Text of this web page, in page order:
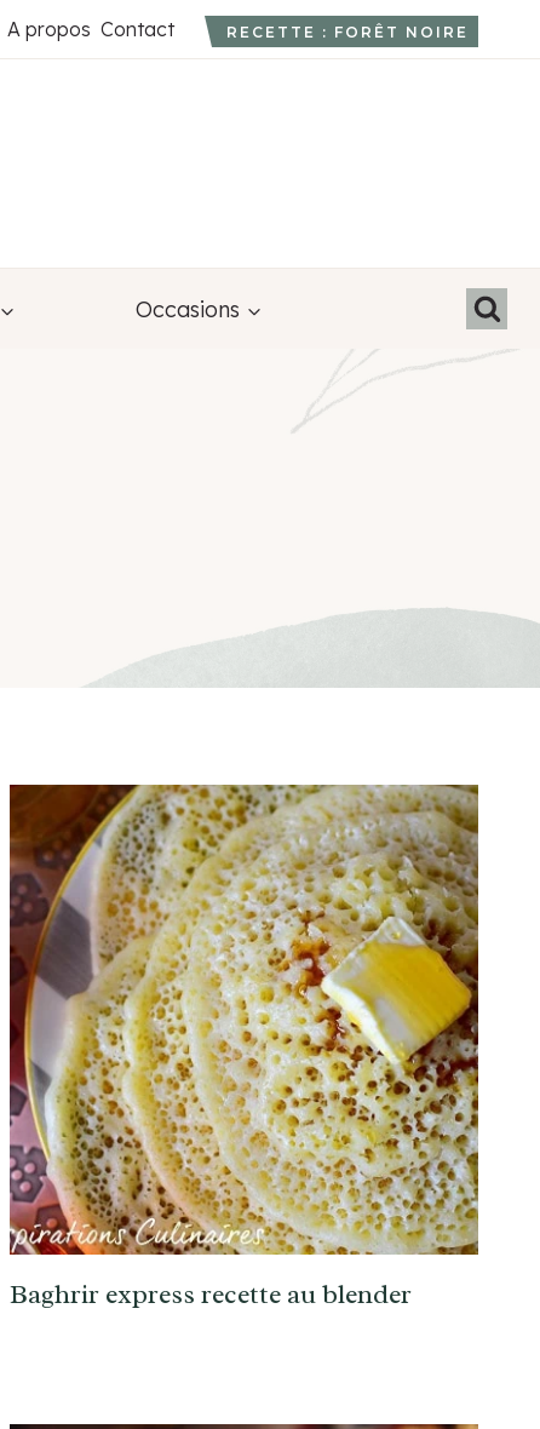
A propos Contact RECETTE : FORÊT NOIRE
Occasions
Baghrir express recette au blender